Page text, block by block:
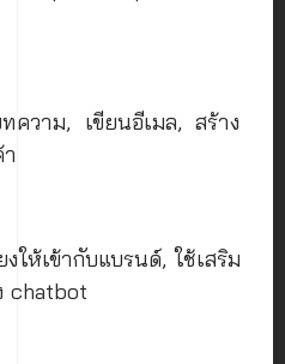
วาม, เขียนอีเมล, สร้าง
ให้เข้ากับแบรนด์, ใช้เสริม
chatbot